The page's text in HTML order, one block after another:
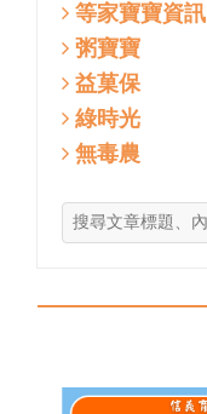
等家寶寶資訊
粥寶寶
益菓保
綠時光
無毒農